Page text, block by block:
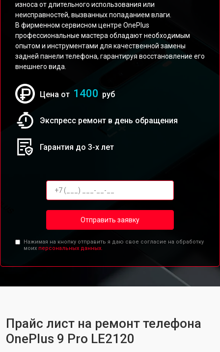
износа от длительного использования или
неисправностей, вызванных попаданием влаги.
В фирменном сервисном центре OnePlus
профессиональные мастера обладают необходимым
опытом и инструментами для качественной замены
задней панели телефона, гарантируя восстановление его
внешнего вида.
Цена от 1400 руб
Экспресс ремонт в день обращения
Гарантия до 3-х лет
Отправить заявку
Нажимая на кнопку отправить я даю свое согласие на обработку
моих персональных данных.
Прайс лист на ремонт телефона
OnePlus 9 Pro LE2120